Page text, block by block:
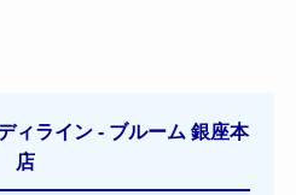
ィライン - ブルーム 銀座本
店